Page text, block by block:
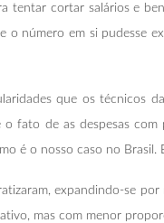
tentar cortar salários e
o número em si pudesse
que os técnicos
o fato de as despesas
é o nosso caso no Brasil.
expandindo-se
mas com menor